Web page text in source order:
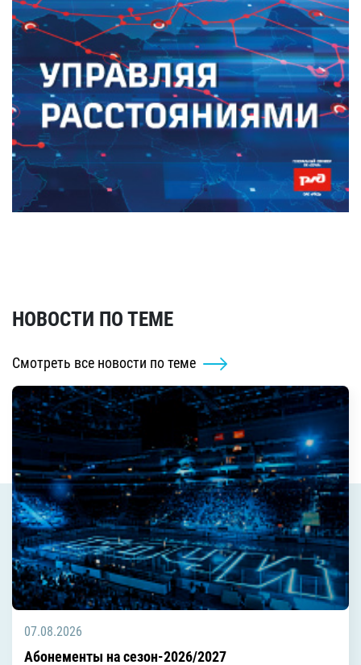
НОВОСТИ ПО ТЕМЕ
Смотреть все новости по теме
07.08.2026
Абонементы на сезон-2026/2027